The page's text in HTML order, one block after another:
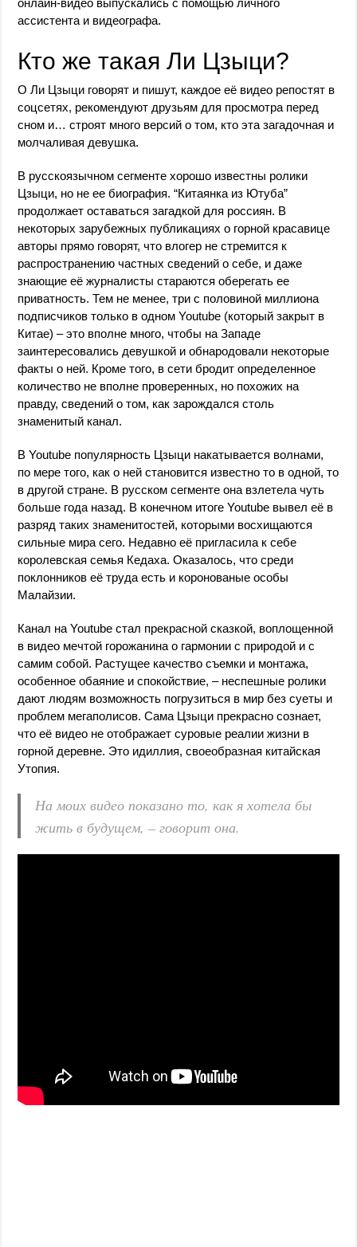
онлайн-видео выпускались с помощью личного
ассистента и видеографа.
Кто же такая Ли Цзыци?
О Ли Цзыци говорят и пишут, каждое её видео репостят в
соцсетях, рекомендуют друзьям для просмотра перед
сном и… строят много версий о том, кто эта загадочная и
молчаливая девушка.
В русскоязычном сегменте хорошо известны ролики
Цзыци, но не ее биография. “Китаянка из Ютуба”
продолжает оставаться загадкой для россиян. В
некоторых зарубежных публикациях о горной красавице
авторы прямо говорят, что влогер не стремится к
распространению частных сведений о себе, и даже
знающие её журналисты стараются оберегать ее
приватность. Тем не менее, три с половиной миллиона
подписчиков только в одном Youtube (который закрыт в
Китае) – это вполне много, чтобы на Западе
заинтересовались девушкой и обнародовали некоторые
факты о ней. Кроме того, в сети бродит определенное
количество не вполне проверенных, но похожих на
правду, сведений о том, как зарождался столь
знаменитый канал.
В Youtube популярность Цзыци накатывается волнами,
по мере того, как о ней становится известно то в одной, то
в другой стране. В русском сегменте она взлетела чуть
больше года назад. В конечном итоге Youtube вывел её в
разряд таких знаменитостей, которыми восхищаются
сильные мира сего. Недавно её пригласила к себе
королевская семья Кедаха. Оказалось, что среди
поклонников её труда есть и коронованые особы
Малайзии.
Канал на Youtube стал прекрасной сказкой, воплощенной
в видео мечтой горожанина о гармонии с природой и с
самим собой. Растущее качество съемки и монтажа,
особенное обаяние и спокойствие, – неспешные ролики
дают людям возможность погрузиться в мир без суеты и
проблем мегаполисов. Сама Цзыци прекрасно сознает,
что её видео не отображает суровые реалии жизни в
горной деревне. Это идиллия, своеобразная китайская
Утопия.
На моих видео показано то, как я хотела бы
жить в будущем, – говорит она.